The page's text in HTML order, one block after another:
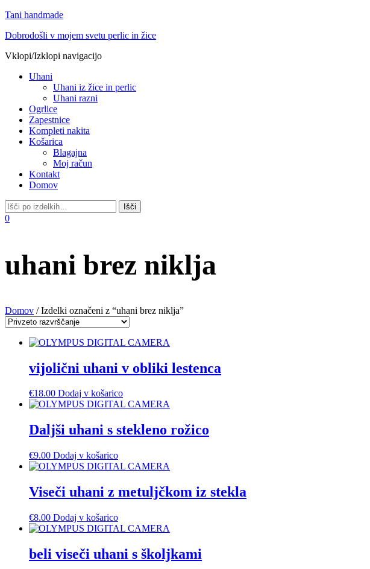
Tani handmade
Dobrodošli v mojem svetu perlic in žice
Vklopi/Izklopi navigacijo
Uhani
Uhani iz žice in perlic
Uhani razni
Ogrlice
Zapestnice
Kompleti nakita
Košarica
Blagajna
Moj račun
Kontakt
Domov
0
uhani brez niklja
Domov / Izdelki označeni z “uhani brez niklja”
vijolični uhani v obliki lestenca
€18.00 Dodaj v košarico
Daljši uhani s stekleno rožico
€9.00 Dodaj v košarico
Viseči uhani z metuljčkom iz stekla
€8.00 Dodaj v košarico
beli viseči uhani s školjkami